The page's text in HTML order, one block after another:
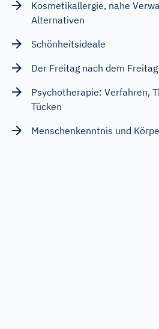
Kosmetikallergie, nahe
Alternativen
Schönheitsideale
Der Freitag nach dem
Psychotherapie: Verfahren,
Tücken
Menschenkenntnis und